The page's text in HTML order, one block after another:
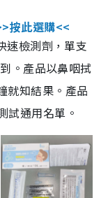
按此選購<<
速檢測劑，單支
。產品以鼻咽拭
就知結果。產品
試通用名單。